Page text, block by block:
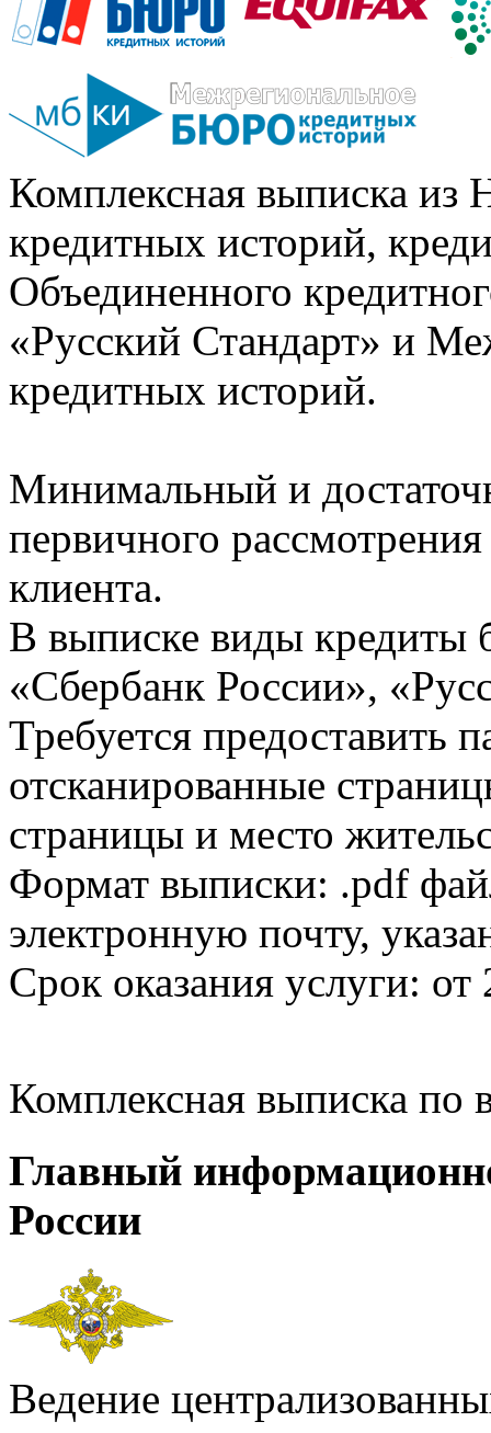
Комплексная выписка из
кредитных историй,
Объединенного
«Русский Стандарт» и
кредитных историй.
Минимальный и
первичного
клиента.
В выписке виды кредиты
«Сбербанк России»,
Требуется предоставить
отсканированные
страницы и место
Формат выписки: .pdf
электронную почту,
Срок оказания услуги: от
Комплексная выписка
Главный
России
Ведение